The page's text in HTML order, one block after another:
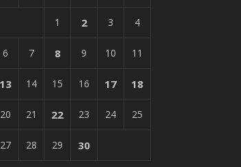
1 2 3 4
6 7 8 9 10 11
13 14 15 16 17 18
20 21 22 23 24 25
27 28 29 30